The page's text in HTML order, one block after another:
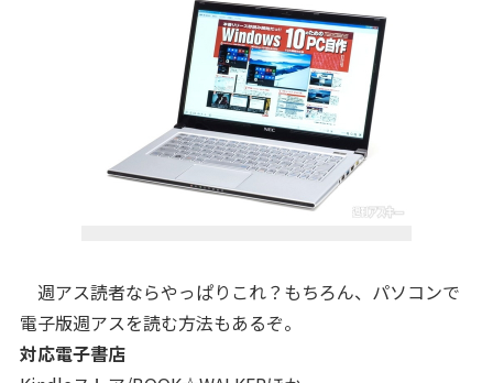
週アス読者ならやっぱりこれ？もちろん、パソコンで
電子版週アスを読む方法もあるぞ。
対応電子書店